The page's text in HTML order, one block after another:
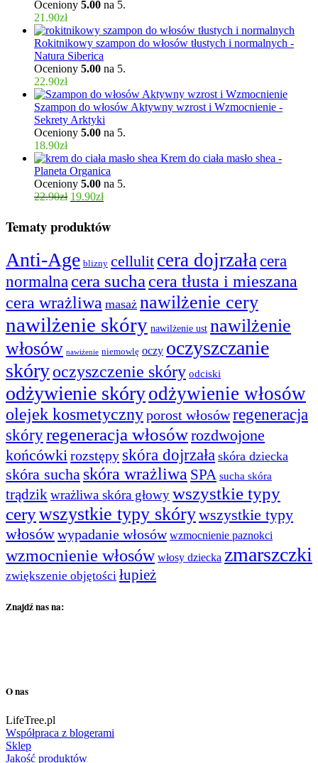
Oceniony 5.00 na 5.
21.90zł
Rokitnikowy szampon do włosów tłustych i normalnych -
Natura Siberica
Oceniony 5.00 na 5.
22.90zł
Szampon do włosów Aktywny wzrost i Wzmocnienie -
Sekrety Arktyki
Oceniony 5.00 na 5.
18.90zł
Krem do ciała masło shea -
Planeta Organica
Oceniony 5.00 na 5.
22.90zł 19.90zł
Tematy produktów
Anti-Age blizny cellulit cera dojrzałacera
normalna cera sucha cera tłusta i mieszana
cera wrażliwa masaż nawilżenie cery
nawilżenie skóry nawilżenie ust nawilżenie
włosów nawiżenie niemowlę oczy oczyszczanie
skóryoczyszczenie skóry odciski
odżywienie skóryodżywienie włosów
olejek kosmetycznyporost włosówregeneracja
skóryregeneracja włosówrozdwojone
końcówkirozstępy skóra dojrzała skóra dziecka
skóra sucha skóra wrażliwa SPA sucha skóra
trądzikwrażliwa skóra głowywszystkie typy
cerywszystkie typy skórywszystkie typy
włosówwypadanie włosów wzmocnienie paznokci
wzmocnienie włosów włosy dziecka zmarszczki
zwiększenie objętości łupież
Znajdź nas na:
O nas
LifeTree.pl
Współpraca z blogerami
Sklep
Jakość produktów